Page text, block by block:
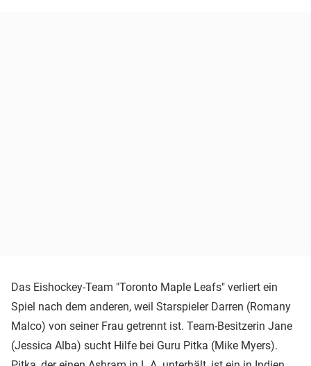
Das Eishockey-Team "Toronto Maple Leafs" verliert ein
Spiel nach dem anderen, weil Starspieler Darren (Romany
Malco) von seiner Frau getrennt ist. Team-Besitzerin Jane
(Jessica Alba) sucht Hilfe bei Guru Pitka (Mike Myers).